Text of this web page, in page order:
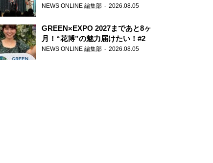
ー『アナスタシア』を紹介
NEWS ONLINE 編集部 2026.08.05
GREEN×EXPO 2027まであと8ヶ
月！“花博”の魅力届けたい！#2
NEWS ONLINE 編集部 2026.08.05